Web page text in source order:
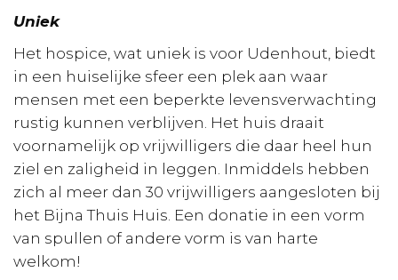
Uniek
Het hospice, wat uniek is voor Udenhout, biedt
in een huiselijke sfeer een plek aan waar
mensen met een beperkte levensverwachting
rustig kunnen verblijven. Het huis draait
voornamelijk op vrijwilligers die daar heel hun
ziel en zaligheid in leggen. Inmiddels hebben
zich al meer dan 30 vrijwilligers aangesloten bij
het Bijna Thuis Huis. Een donatie in een vorm
van spullen of andere vorm is van harte
welkom!